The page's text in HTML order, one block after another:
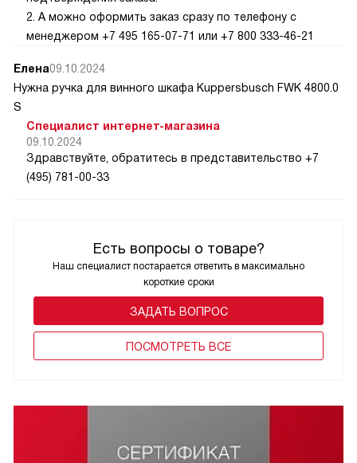
спрашивают, где я нашла такую штуку, и удивляются, когда
я говорю, что это всего лишь выдвижной ящик для
Я очень рада, что решилась на эту покупку. Это
действительно удобное и практичное решение для любой
кухни.
Есть вопросы о товаре?
Наш специалист постарается ответить в максимально
короткие сроки
ЗАДАТЬ ВОПРОС
ПОCМОТРЕТЬ ВСЕ
2. А можно оформить заказ сразу по телефону с
менеджером +7 495 165-07-71 или +7 800 333-46-21
Елена09.10.2024
Нужна ручка для винного шкафа Kuppersbusch FWK 4800.0
S
Специалист интернет-магазина
09.10.2024
Здравствуйте, обратитесь в представительство +7
(495) 781-00-33